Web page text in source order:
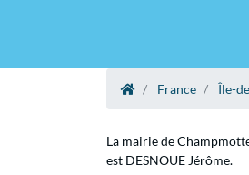
France Île-
La mairie de
est DESNOUE Jérôme.